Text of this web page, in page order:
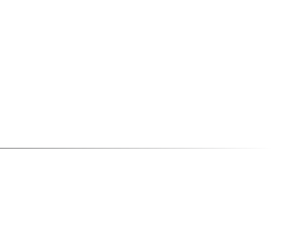
basique
+ Ableton Live Lite 12